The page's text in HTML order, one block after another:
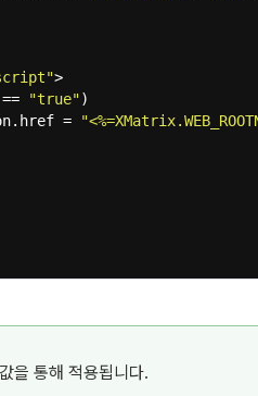
>
== "true")
=
통해 적용됩니다.